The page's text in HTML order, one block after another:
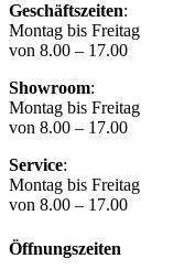
Geschäftszeiten:
Montag bis Freitag
von 8.00 – 17.00
Showroom:
Montag bis Freitag
von 8.00 – 17.00
Service:
Montag bis Freitag
von 8.00 – 17.00
Öffnungszeiten